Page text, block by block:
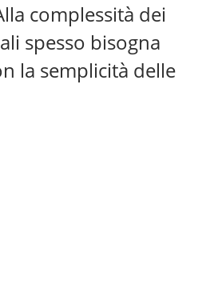
complessità dei
spesso bisogna
la semplicità delle